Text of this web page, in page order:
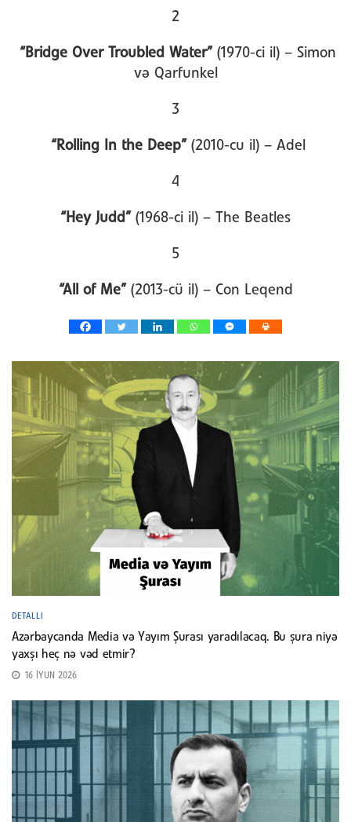
2
“Bridge Over Troubled Water” (1970-ci il) – Simon
və Qarfunkel
3
“Rolling In the Deep”(2010-cu il) – Adel
4
“Hey Judd” (1968-ci il) – The Beatles
5
“All of Me”(2013-cü il) – Con Leqend
DETALLI
Azərbaycanda Media və Yayım Şurası yaradılacaq. Bu şura niyə
yaxşı heç nə vəd etmir?
16 İYUN 2026